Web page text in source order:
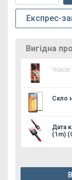
Експрес-
Вигідна
Чохол
Скло
Дата
(1m)